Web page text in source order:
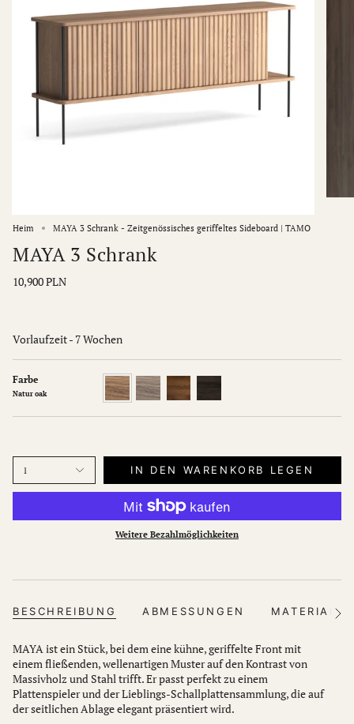
Heim MAYA 3 Schrank - Zeitgenössisches geriffeltes Sideboard | TAMO
MAYA 3 Schrank
10,900 PLN
Vorlaufzeit - 7 Wochen
Farbe
Natur oak
Natur
oak
White
oak
Dark
oak
1 IN DEN WARENKORB LEGEN
Weitere Bezahlmöglichkeiten
BESCHREIBUNG ABMESSUNGEN
MAYA ist ein Stück, bei dem eine kühne, geriffelte Front mit
einem fließenden, wellenartigen Muster auf den Kontrast von
Massivholz und Stahl trifft. Er passt perfekt zu einem
Plattenspieler und der Lieblings-Schallplattensammlung, die auf
der seitlichen Ablage elegant präsentiert wird.